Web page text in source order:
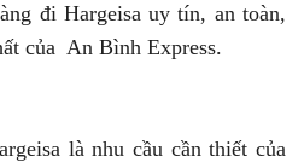
đi Hargeisa uy tín, an toàn,
của An Bình Express.
là nhu cầu cần thiết của